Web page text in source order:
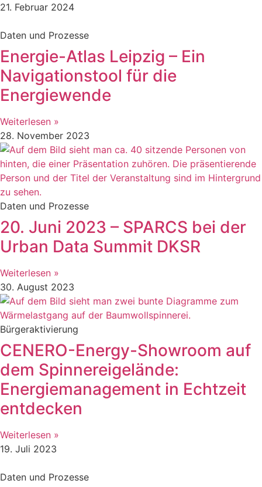
21. Februar 2024
Daten und Prozesse
Energie-Atlas Leipzig – Ein
Navigationstool für die
Energiewende
Weiterlesen »
28. November 2023
Daten und Prozesse
20. Juni 2023 – SPARCS bei der
Urban Data Summit DKSR
Weiterlesen »
30. August 2023
Bürgeraktivierung
CENERO-Energy-Showroom auf
dem Spinnereigelände:
Energiemanagement in Echtzeit
entdecken
Weiterlesen »
19. Juli 2023
Daten und Prozesse